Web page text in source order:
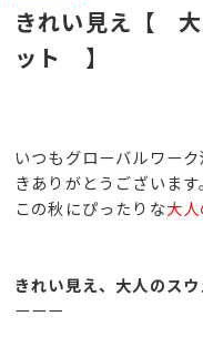
きれい見え【
ット 】
いつもグローバルワー
きありがとうございます。
この秋にぴったりな大
きれい見え、大人のス
ーーー